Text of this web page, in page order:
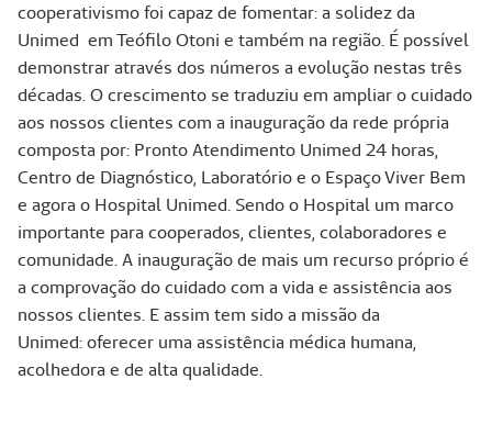
cooperativismo foi capaz de fomentar: a solidez da
Unimed em Teófilo Otoni e também na região. É possível
demonstrar através dos números a evolução nestas três
décadas. O crescimento se traduziu em ampliar o cuidado
aos nossos clientes com a inauguração da rede própria
composta por: Pronto Atendimento Unimed 24 horas,
Centro de Diagnóstico, Laboratório e o Espaço Viver Bem
e agora o Hospital Unimed. Sendo o Hospital um marco
importante para cooperados, clientes, colaboradores e
comunidade. A inauguração de mais um recurso próprio é
a comprovação do cuidado com a vida e assistência aos
nossos clientes. E assim tem sido a missão da
Unimed: oferecer uma assistência médica humana,
acolhedora e de alta qualidade.